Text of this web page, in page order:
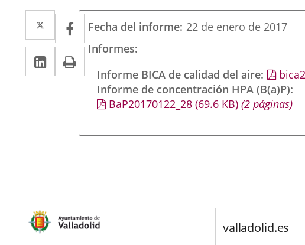
Twitter
Enlace
a
una
aplicación
externa.
Facebook
Enlace
a
una
aplicación
externa.
Linkedin
Enlace
a
aplicación
externa.
Print
Fecha del informe 22 de enero de 2017
Informes
Informe BICA de calidad del aire
Informe de concentración HPA (B(a)P)
BaP20170122_28(69.6 KB)(2 páginas)
valladolid.es